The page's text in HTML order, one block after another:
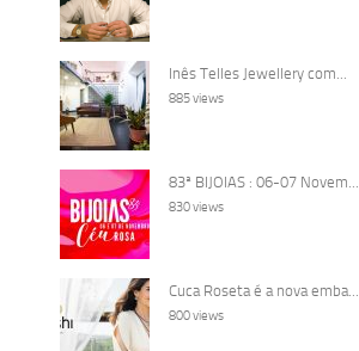
Inês Telles Jewellery com...
885 views
83ª BIJOIAS : 06-07 Novem...
830 views
Cuca Roseta é a nova emba...
800 views